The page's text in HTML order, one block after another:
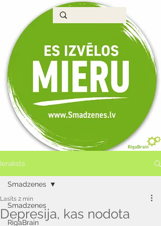
Ieraksts
Smadzenes
RigaBrain
Smadzenes
Depresija, kas nodota
Lasīts 2 min